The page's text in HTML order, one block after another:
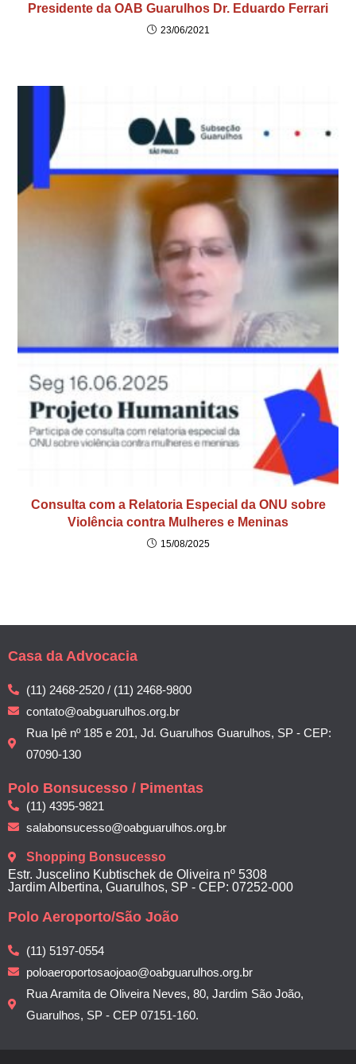
Presidente da OAB Guarulhos Dr. Eduardo Ferrari
23/06/2021
Consulta com a Relatoria Especial da ONU sobre
Violência contra Mulheres e Meninas
15/08/2025
Casa da Advocacia
(11) 2468-2520 / (11) 2468-9800
contato@oabguarulhos.org.br
Rua Ipê nº 185 e 201, Jd. Guarulhos Guarulhos, SP - CEP:
07090-130
Polo Bonsucesso / Pimentas
(11) 4395-9821
salabonsucesso@oabguarulhos.org.br
Shopping Bonsucesso
Estr. Juscelino Kubtischek de Oliveira nº 5308
Jardim Albertina, Guarulhos, SP - CEP: 07252-000
Polo Aeroporto/São João
(11) 5197-0554
poloaeroportosaojoao@oabguarulhos.org.br
Rua Aramita de Oliveira Neves, 80, Jardim São João,
Guarulhos, SP - CEP 07151-160.